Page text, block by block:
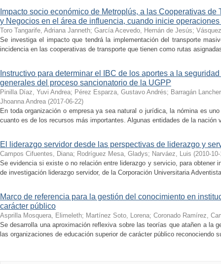
Impacto socio económico de Metroplús, a las Cooperativas
y Negocios en el área de influencia, cuando inicie
Toro Tangarife, Adriana Janneth; García Acevedo, Hernán de Jesús;
Se investiga el impacto que tendrá la implementación del transporte
incidencia en las cooperativas de transporte que tienen como rutas
Instructivo para determinar el IBC de los aportes a la
generales del proceso sancionatorio de la UGPP
Pinilla Díaz, Yuvi Andrea; Pérez Esparza, Gustavo Andrés; Barragán
Jhoanna Andrea (2017-06-22)
En toda organización o empresa ya sea natural o jurídica, la nómina es
cuanto es de los recursos más importantes. Algunas entidades de la nación
El liderazgo servidor desde las perspectivas de liderazgo y
Campos Cifuentes, Diana; Rodríguez Mesa, Gladys; Narváez, Luis (2010-
Se evidencia si existe o no relación entre liderazgo y servicio, para obtener
de investigación liderazgo servidor, de la Corporación Universitaria
Marco de referencia para la gestión del conocimiento en
carácter público
Asprilla Mosquera, Elimeleth; Martínez Soto, Lorena; Coronado Ramírez,
Se desarrolla una aproximación reflexiva sobre las teorías que atañen a la
las organizaciones de educación superior de carácter público reconociendo